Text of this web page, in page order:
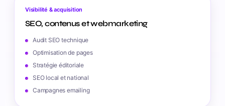
Visibilité & acquisition
SEO, contenus et webmarketing
Audit SEO technique
Optimisation de pages
Stratégie éditoriale
SEO local et national
Campagnes emailing